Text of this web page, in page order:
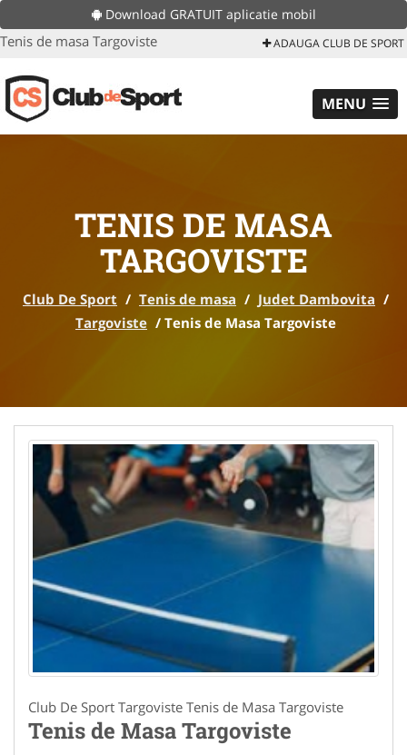
Download GRATUIT aplicatie mobil
Tenis de masa Targoviste ADAUGA CLUB DE SPORT
MENU
TENIS DE MASA
TARGOVISTE
Club De Sport / Tenis de masa / Judet Dambovita /
Targoviste / Tenis de Masa Targoviste
Club De Sport Targoviste Tenis de Masa Targoviste
Tenis de Masa Targoviste